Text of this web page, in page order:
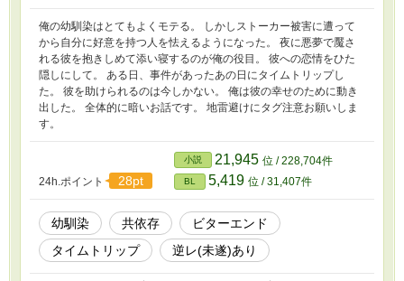
俺の幼馴染はとてもよくモテる。 しかしストーカー被害に遭って
から自分に好意を持つ人を怯えるようになった。 夜に悪夢で魘さ
れる彼を抱きしめて添い寝するのが俺の役目。 彼への恋情をひた
隠しにして。 ある日、事件があったあの日にタイムトリップし
た。 彼を助けられるのは今しかない。 俺は彼の幸せのために動き
出した。 全体的に暗いお話です。 地雷避けにタグ注意お願いしま
す。
24h.ポイント 28pt
小説 21,945 位 / 228,704件
BL 5,419 位 / 31,407件
幼馴染 共依存
ビターエンド
タイムトリップ
逆レ(未遂)あり